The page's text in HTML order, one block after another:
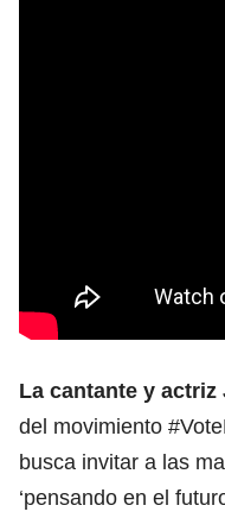
La cantante y actriz
del movimiento
busca invitar a las
‘pensando en el